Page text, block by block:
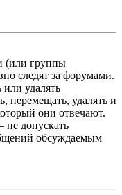
(или группы
следят за форумами.
удалять
перемещать, удалять и
они отвечают.
не допускать
обсуждаемым